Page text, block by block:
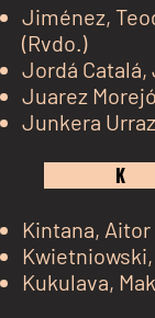
Jiménez,
(Rvdo.)
Jordá Catalá,
Juarez
Junkera
K
Kintana, Aitor
Kukulava,